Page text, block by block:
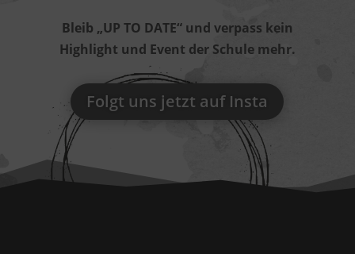
Bleib „UP TO DATE“ und verpass kein
Highlight und Event der Schule mehr.
Folgt uns jetzt auf Insta